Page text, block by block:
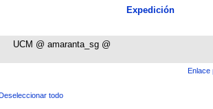
Expedición
UCM @ amaranta_sg @
Enlace
todo